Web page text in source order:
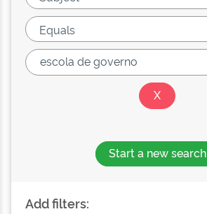
Start a new search
Add filters: